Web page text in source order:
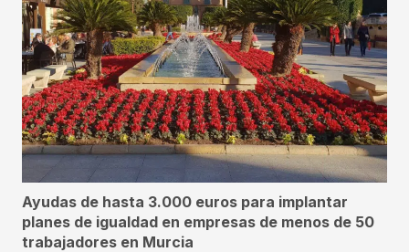
Ayudas de hasta 3.000 euros para implantar
planes de igualdad en empresas de menos de 50
trabajadores en Murcia